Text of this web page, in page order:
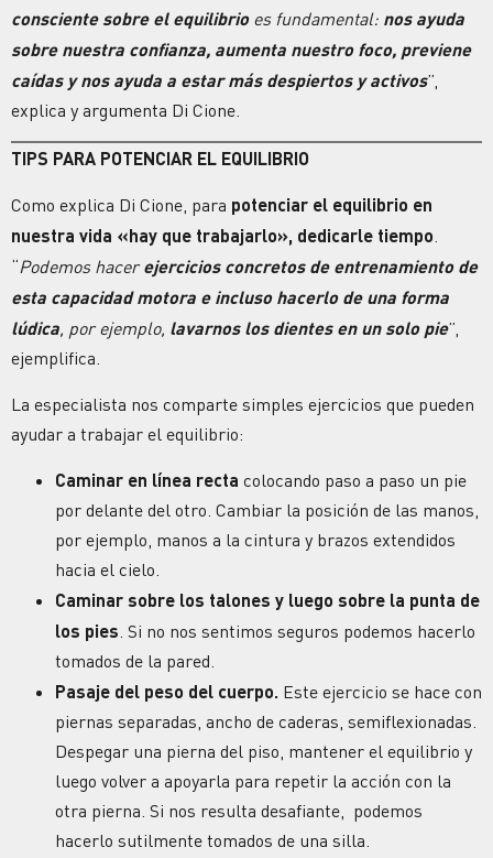
consciente sobre el equilibrio es fundamental: nos ayuda
sobre nuestra confianza, aumenta nuestro foco, previene
caídas y nos ayuda a estar más despiertos y activos”,
explica y argumenta Di Cione.
TIPS PARA POTENCIAR EL EQUILIBRIO
Como explica Di Cione, para potenciar el equilibrio en
nuestra vida «hay que trabajarlo», dedicarle tiempo.
“Podemos hacerejercicios concretos de entrenamiento de
esta capacidad motora e incluso hacerlo de una forma
lúdica, por ejemplo, lavarnos los dientes en un solo pie”,
ejemplifica.
La especialista nos comparte simples ejercicios que pueden
ayudar a trabajar el equilibrio:
Caminar en línea recta colocando paso a paso un pie
por delante del otro. Cambiar la posición de las manos,
por ejemplo, manos a la cintura y brazos extendidos
hacia el cielo.
Caminar sobre los talones y luego sobre la punta de
los pies. Si no nos sentimos seguros podemos hacerlo
tomados de la pared.
Pasaje del peso del cuerpo. Este ejercicio se hace con
piernas separadas, ancho de caderas, semiflexionadas.
Despegar una pierna del piso, mantener el equilibrio y
luego volver a apoyarla para repetir la acción con la
otra pierna. Si nos resulta desafiante, podemos
hacerlo sutilmente tomados de una silla.